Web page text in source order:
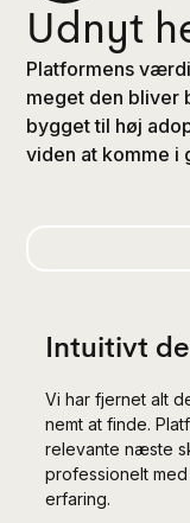
Udnyt
Platformens
meget den bliver
bygget til høj
viden at komme i
Intuitivt
Vi har fjernet alt
nemt at finde.
relevante næste
professionelt
erfaring.